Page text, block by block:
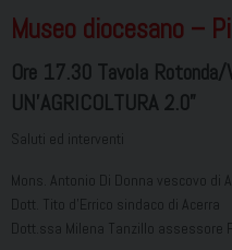
Museo diocesano –
Ore 17.30 Tavola Rotonda/
UN’AGRICOLTURA 2.0”
Saluti ed interventi
Mons. Antonio Di Donna vescovo di
Dott. Tito d’Errico sindaco di Acerra
Dott.ssa Milena Tanzillo assessore